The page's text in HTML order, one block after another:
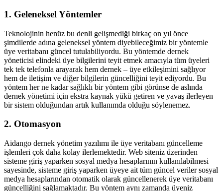
1. Geleneksel Yöntemler
Teknolojinin henüz bu denli gelişmediği birkaç on yıl önce
şimdilerde adına geleneksel yöntem diyebileceğimiz bir yöntemle
üye veritabanı güncel tutulabiliyordu. Bu yöntemde dernek
yöneticisi elindeki üye bilgilerini teyit etmek amacıyla tüm üyeleri
tek tek telefonla arayarak hem dernek – üye etkileşimini sağlıyor
hem de iletişim ve diğer bilgilerin güncelliğini teyit ediyordu. Bu
yöntem her ne kadar sağlıklı bir yöntem gibi görünse de aslında
dernek yönetimi için ekstra kaynak yükü getiren ve yavaş ilerleyen
bir sistem olduğundan artık kullanımda olduğu söylenemez.
2. Otomasyon
Aidango dernek yönetim yazılımı ile üye veritabanı güncelleme
işlemleri çok daha kolay ilerlemektedir. Web siteniz üzerinden
sisteme giriş yaparken sosyal medya hesaplarının kullanılabilmesi
sayesinde, sisteme giriş yaparken üyeye ait tüm güncel veriler sosyal
medya hesaplarından otomatik olarak güncellenerek üye veritabanı
güncelliğini sağlamaktadır. Bu yöntem aynı zamanda üyeniz